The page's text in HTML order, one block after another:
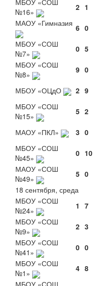
МБОУ «СОШ
№16»
2 1
МАОУ «Гимназия 6 0
МБОУ «СОШ
№7»
0 5
МБОУ «СОШ
№8»
9 0
МБОУ «ОЦдО
2 9
МБОУ «СОШ
№15»
5 2
МАОУ «ПКЛ»
3 0
МБОУ «СОШ
№45»
0 10
МАОУ «СОШ
№49»
5 0
18 сентября, среда
МБОУ «СОШ
№24»
1 7
МБОУ «СОШ
№9»
2 3
МБОУ «СОШ
№41»
0 0
МБОУ «СОШ
№1»
4 8